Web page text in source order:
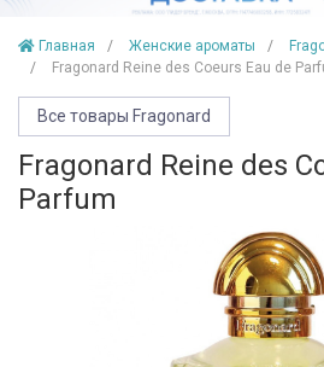
Главная Женские ароматы
Fragonard Reine des Coeurs Eau de
Все товары Fragonard
Fragonard Reine des
Parfum